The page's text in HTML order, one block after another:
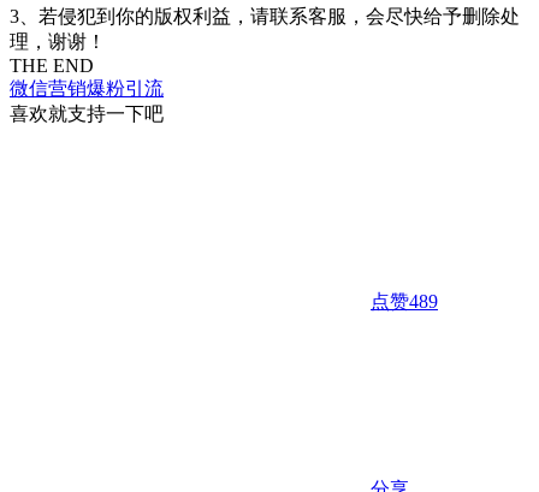
3、若侵犯到你的版权利益，请联系客服，会尽快给予删除处
理，谢谢！
THE END
微信营销爆粉引流
喜欢就支持一下吧
点赞489